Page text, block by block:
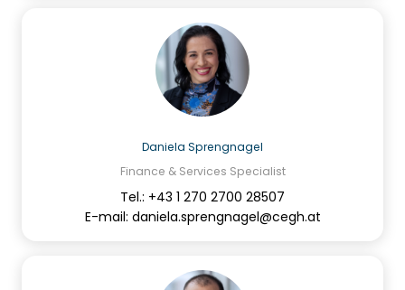
Daniela Sprengnagel
Finance & Services Specialist
Tel.: +43 1 270 2700 28507
E-mail: daniela.sprengnagel@cegh.at